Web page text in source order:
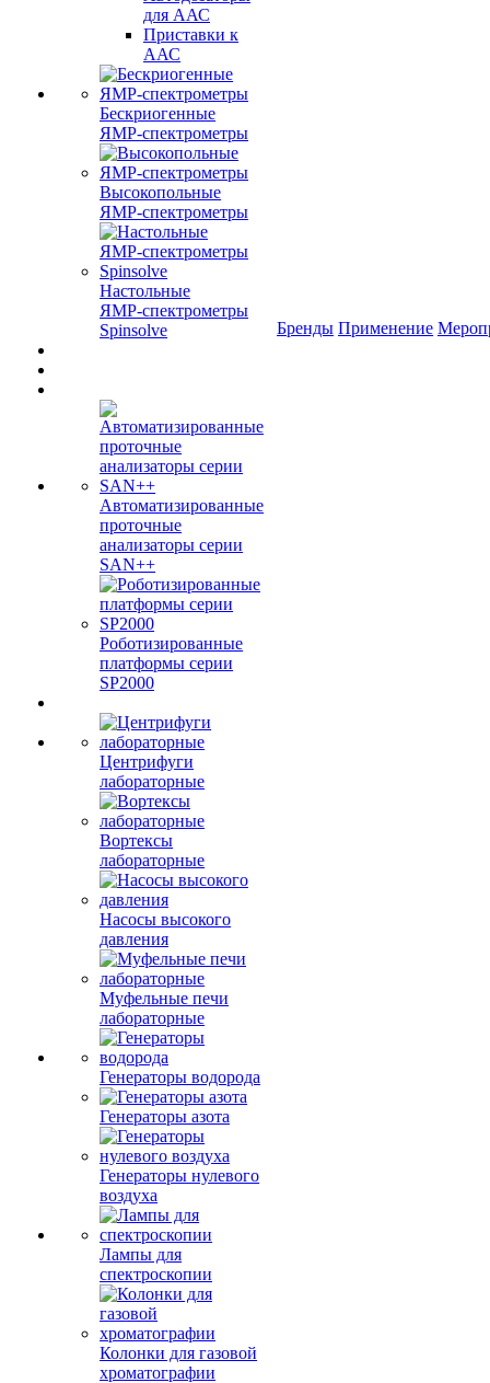
для ААС
Приставки к
ААС
Бескриогенные
ЯМР‑спектрометры
Высокопольные
ЯМР‑спектрометры
Настольные
ЯМР‑спектрометры
Spinsolve
Автоматизированные
проточные
анализаторы серии
SAN++
Роботизированные
платформы серии
SP2000
Центрифуги
лабораторные
Вортексы
лабораторные
Насосы высокого
давления
Муфельные печи
лабораторные
Генераторы водорода
Генераторы азота
Генераторы нулевого
воздуха
Лампы для
спектроскопии
Колонки для газовой
хроматографии
Бренды Применение